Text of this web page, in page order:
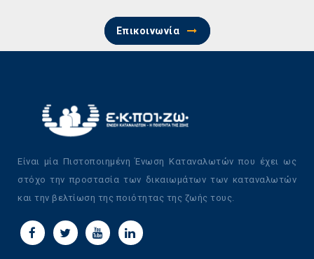
Επικοινωνία
Είναι μία Πιστοποιημένη Ένωση Καταναλωτών που έχει ως
στόχο την προστασία των δικαιωμάτων των καταναλωτών
και την βελτίωση της ποιότητας της ζωής τους.